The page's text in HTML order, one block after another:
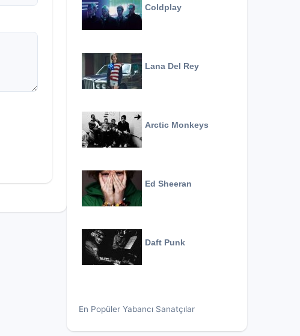
Coldplay
Lana Del Rey
Arctic Monkeys
Ed Sheeran
Daft Punk
En Popüler Yabancı Sanatçılar